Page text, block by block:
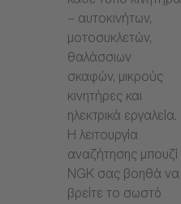
– αυτοκινήτων,
μοτοσυκλετών,
θαλάσσιων
σκαφών, μικρούς
κινητήρες και
ηλεκτρικά εργαλεία.
Η λειτουργία
αναζήτησης μπουζί
NGK σας βοηθά να
βρείτε το σωστό